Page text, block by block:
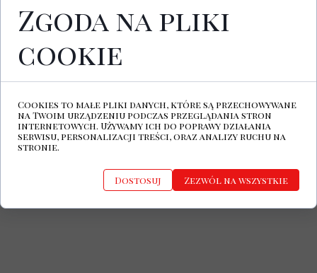
13 września 2024 ukaże się najnowszy,
czternasty studyjny album grupy
Tindersticks. Na płycie zatytułowanejSoft
kompozycji. Krążek będzie dostępny w
formacie cyfrowym oraz wersji CD i
winylowej.
strona Tindersticks
Zgoda na pliki
cookie
Cookies to małe pliki danych, które są przechowywane
na Twoim urządzeniu podczas przeglądania stron
internetowych. Używamy ich do poprawy działania
serwisu, personalizacji treści, oraz analizy ruchu na
stronie.
Dostosuj Zezwól na wszystkie